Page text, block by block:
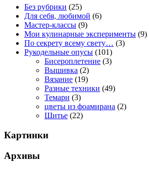
Без рубрики (25)
Для себя, любимой (6)
Мастер-классы (9)
Мои кулинарные эксперименты (9)
По секрету всему свету… (3)
Рукодельные опусы (101)
Бисероплетение (3)
Вышивка (2)
Вязание (19)
Разные техники (49)
Темари (3)
цветы из фоамирана (2)
Шитье (22)
Картинки
Архивы